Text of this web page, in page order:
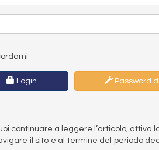
Login Password
continuare a leggere l’articolo, attiva
il sito e al termine del periodo